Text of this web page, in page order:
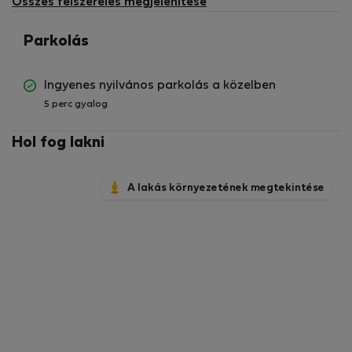
szakosodott helyek
⏩ Kiváló tömegközlekedés és közúti összeköttetések
Leeds egész területén
hozzáférést keresnek a városhoz, miközben kényelmes
Összes felszerelés megjelenítése
Parkolás
Ingyenes nyilvános parkolás a közelben
5 perc gyalog
Hol fog lakni
A lakás környezetének megtekintése